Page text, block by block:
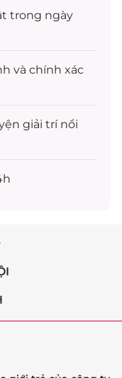
trong ngày
và chính xác
giải trínổi